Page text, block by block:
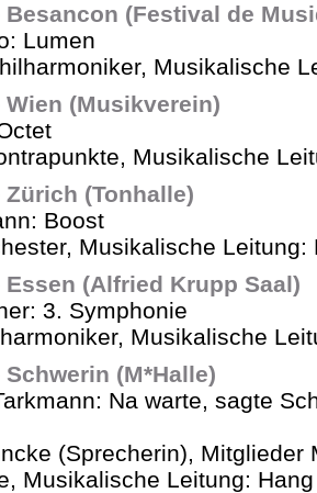
Besancon (Festival de
Lumen
Musikalische
Wien (Musikverein)
Musikalische
Zürich (Tonhalle)
Boost
Musikalische Leitung:
Essen (Alfried Krupp Saal)
3. Symphonie
Musikalische
Schwerin (M*Halle)
Na warte, sagte
(Sprecherin), Mitglieder
Musikalische Leitung: